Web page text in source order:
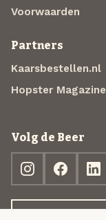
Voorwaarden
Partners
Kaarsbestellen.nl
Hopster Magazine
Volg de Beer